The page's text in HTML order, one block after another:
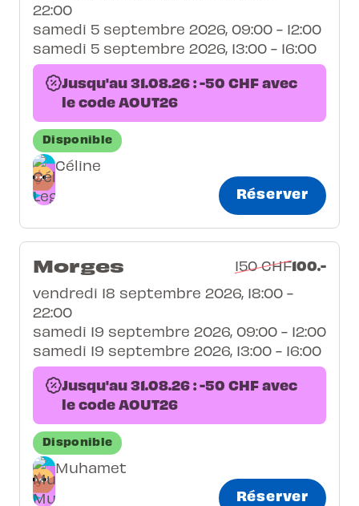
22:00
samedi 5 septembre 2026, 09:00 - 12:00
samedi 5 septembre 2026, 13:00 - 16:00
Jusqu'au 31.08.26 : -50 CHF avec
le code AOUT26
Disponible
Céline
Réserver
Morges 150 CHF100.-
vendredi 18 septembre 2026, 18:00 -
22:00
samedi 19 septembre 2026, 09:00 - 12:00
samedi 19 septembre 2026, 13:00 - 16:00
Jusqu'au 31.08.26 : -50 CHF avec
le code AOUT26
Disponible
Muhamet
Réserver